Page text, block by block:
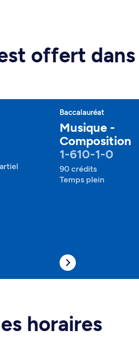
offert
Baccalauréat
Musique -
Composition
1-610-1-0
90 crédits
Temps plein
horaires